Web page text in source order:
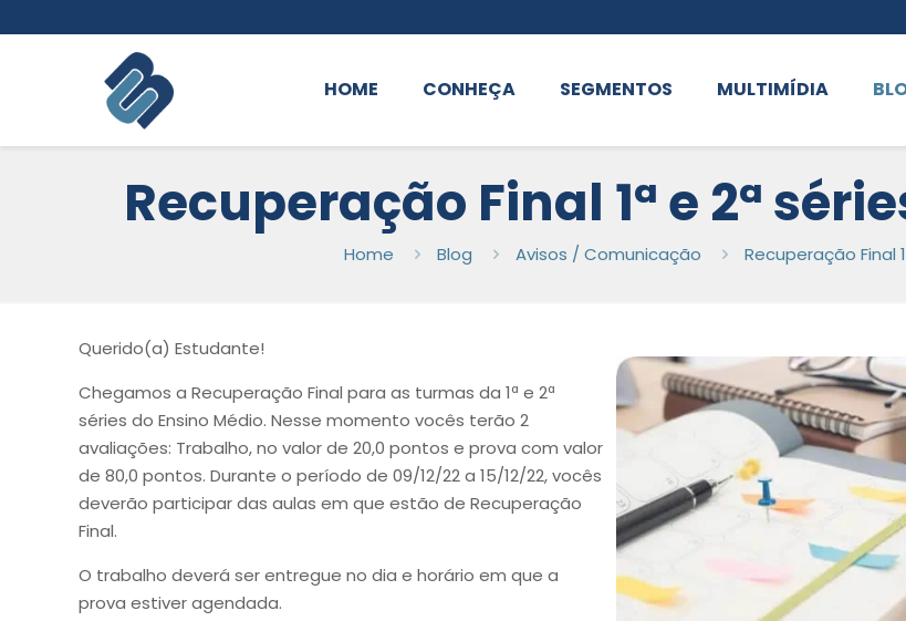
HOME CONHEÇA SEGMENTOS MULTIMÍDIA
Recuperação Final 1ª e 2ª
Home Blog Avisos / Comunicação Recuperação Final
Querido(a) Estudante!
Chegamos a Recuperação Final para as turmas da 1ª e 2ª
séries do Ensino Médio. Nesse momento vocês terão 2
avaliações: Trabalho, no valor de 20,0 pontos e prova com valor
de 80,0 pontos. Durante o período de 09/12/22 a 15/12/22, vocês
deverão participar das aulas em que estão de Recuperação
Final.
O trabalho deverá ser entregue no dia e horário em que a
prova estiver agendada.